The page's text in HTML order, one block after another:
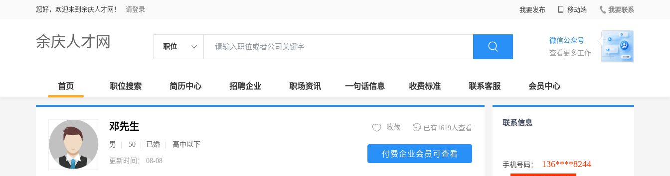
您好，欢迎来到余庆人才网！ 请登录 我要发布 移动端 我要联系
余庆人才网 职位
微信公众号
查看更多工作
首页 职位搜索 简历中心 招聘企业 职场资讯 一句话信息 收费标准 联系客服 会员中心
邓先生
男 50 已婚 高中以下
更新时间： 08-08
已有1619人查看
收藏
付费企业会员可查看
联系信息
手机号码： 136****8244